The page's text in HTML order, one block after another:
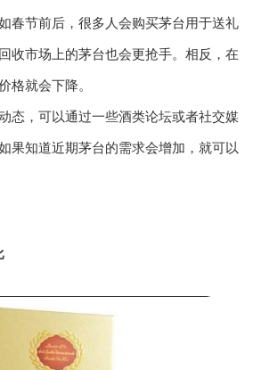
春节前后，很多人会购买茅台用于送礼
收市场上的茅台也会更抢手。相反，在
格就会下降。
态，可以通过一些酒类论坛或者社交媒
果知道近期茅台的需求会增加，就可以